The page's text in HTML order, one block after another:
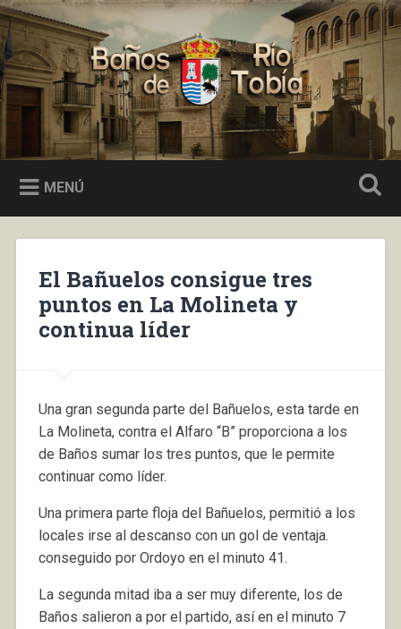
Saltar
al
contenido
Buscar
Baños de Río Tobía
MENÚ
El Bañuelos consigue tres
puntos en La Molineta y
continua líder
Una gran segunda parte del Bañuelos, esta tarde en
La Molineta, contra el Alfaro “B” proporciona a los
de Baños sumar los tres puntos, que le permite
continuar como líder.
Una primera parte floja del Bañuelos, permitió a los
locales irse al descanso con un gol de ventaja.
conseguido por Ordoyo en el minuto 41.
La segunda mitad iba a ser muy diferente, los de
Baños salieron a por el partido, así en el minuto 7